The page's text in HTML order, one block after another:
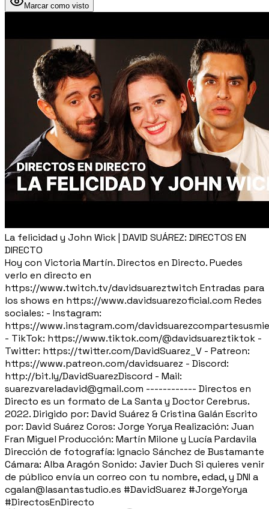
Marcar como visto
La felicidad y John Wick | DAVID SUÁREZ: DIRECTOS EN
DIRECTO
Hoy con Victoria Martín. Directos en Directo. Puedes
verlo en directo en
https://www.twitch.tv/davidsuareztwitch Entradas para
los shows en https://www.davidsuarezoficial.com Redes
sociales: - Instagram:
https://www.instagram.com/
- TikTok: https://www.tiktok.com/@davidsuareztiktok -
Twitter: https://twitter.com/DavidSuarez_V - Patreon:
https://www.patreon.com/davidsuarez - Discord:
http://bit.ly/DavidSuarezDiscord - Mail:
suarezvareladavid@gmail.com ------------ Directos en
Directo es un formato de La Santa y Doctor Cerebrus.
2022. Dirigido por: David Suárez & Cristina Galán Escrito
por: David Suárez Coros: Jorge Yorya Realización: Juan
Fran Miguel Producción: Martín Milone y Lucía Pardavila
Dirección de fotografía: Ignacio Sánchez de Bustamante
Cámara: Alba Aragón Sonido: Javier Duch Si quieres venir
de público envía un correo con tu nombre, edad, y DNI a
cgalan@lasantastudio.es #DavidSuarez #JorgeYorya
#DirectosEnDirecto